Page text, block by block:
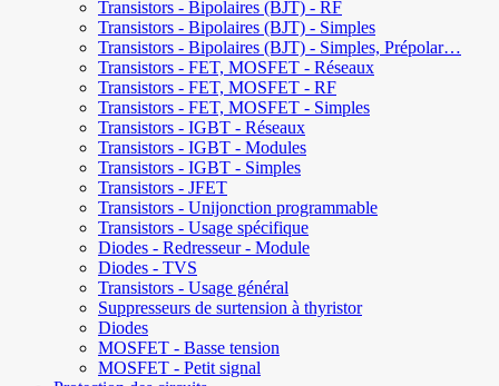
Transistors - Bipolaires (BJT) - RF
Transistors - Bipolaires (BJT) - Simples
Transistors - Bipolaires (BJT) - Simples, Prépolar…
Transistors - FET, MOSFET - Réseaux
Transistors - FET, MOSFET - RF
Transistors - FET, MOSFET - Simples
Transistors - IGBT - Réseaux
Transistors - IGBT - Modules
Transistors - IGBT - Simples
Transistors - JFET
Transistors - Unijonction programmable
Transistors - Usage spécifique
Diodes - Redresseur - Module
Diodes - TVS
Transistors - Usage général
Suppresseurs de surtension à thyristor
Diodes
MOSFET - Basse tension
MOSFET - Petit signal